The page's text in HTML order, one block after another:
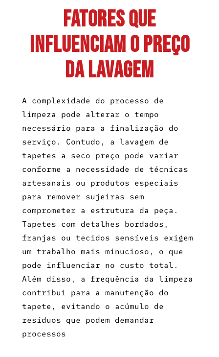
Fatores que
Influenciam o Preço
da Lavagem
A complexidade do processo de
limpeza pode alterar o tempo
necessário para a finalização do
serviço. Contudo, a lavagem de
tapetes a seco preço pode variar
conforme a necessidade de técnicas
artesanais ou produtos especiais
para remover sujeiras sem
comprometer a estrutura da peça.
Tapetes com detalhes bordados,
franjas ou tecidos sensíveis exigem
um trabalho mais minucioso, o que
pode influenciar no custo total.
Além disso, a frequência da limpeza
contribui para a manutenção do
tapete, evitando o acúmulo de
resíduos que podem demandar
processos